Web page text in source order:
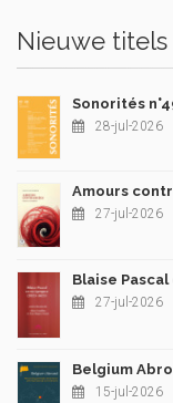
Nieuwe titels
Sonorités
28-jul-2026
Amours
27-jul-2026
Blaise
27-jul-2026
Belgium
15-jul-2026